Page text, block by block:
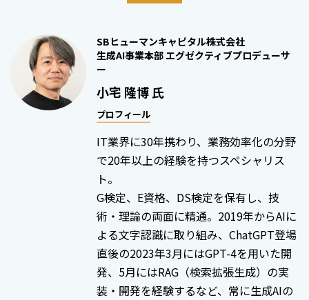
SBヒューマンキャピタル株式会社
生成AI事業本部 エグゼクティブプロデューサ
ー
小宅 隆博 氏
プロフィール
IT業界に30年携わり、業務効率化の分野
で20年以上の経験を持つスペシャリス
ト。
G検定、E資格、DS検定を保有し、技
術・理論の両面に精通。2019年からAIに
よる文字認識に取り組み、ChatGPT登場
直後の2023年3月にはGPT-4を用いた開
発、5月にはRAG（検索拡張生成）の実
装・開発を経験するなど、常に生成AIの